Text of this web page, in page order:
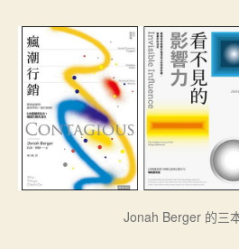
Jonah Berger 的三